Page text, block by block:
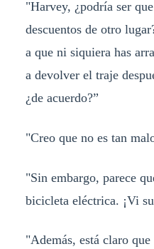
"Harvey, ¿podría ser
descuentos de otro
a que ni siquiera has
a devolver el traje
¿de acuerdo?”
"Creo que no es tan
"Sin embargo, parece
bicicleta eléctrica. ¡Vi
"Además, está claro